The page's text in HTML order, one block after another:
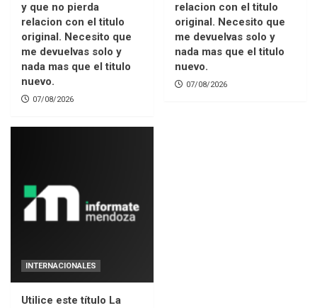
y que no pierda
relacion con el titulo
original. Necesito que
me devuelvas solo y
nada mas que el titulo
nuevo.
07/08/2026
relacion con el titulo
original. Necesito que
me devuelvas solo y
nada mas que el titulo
nuevo.
07/08/2026
INTERNACIONALES
Utilice este título La